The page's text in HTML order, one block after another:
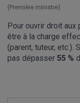
(Première ministre)
Pour ouvrir droit
être à la charge
(parent, tuteur, etc.).
pas dépasser 55 %